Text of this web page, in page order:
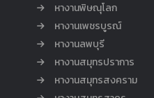
หางานพิษณุโลก
หางานเพชรบูรณ์
หางานลพบุรี
หางานสมุทรปราการ
หางานสมุทรสงคราม